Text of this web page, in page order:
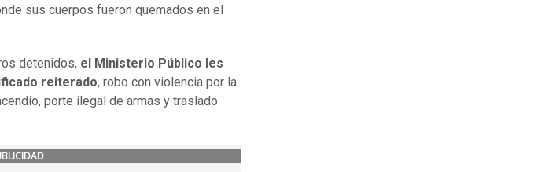
sus cuerpos fueron quemados en el
detenidos, el Ministerio Público les
reiterado, robo con violencia por la
porte ilegal de armas y traslado